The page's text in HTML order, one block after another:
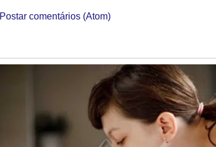
Postar comentários (Atom)